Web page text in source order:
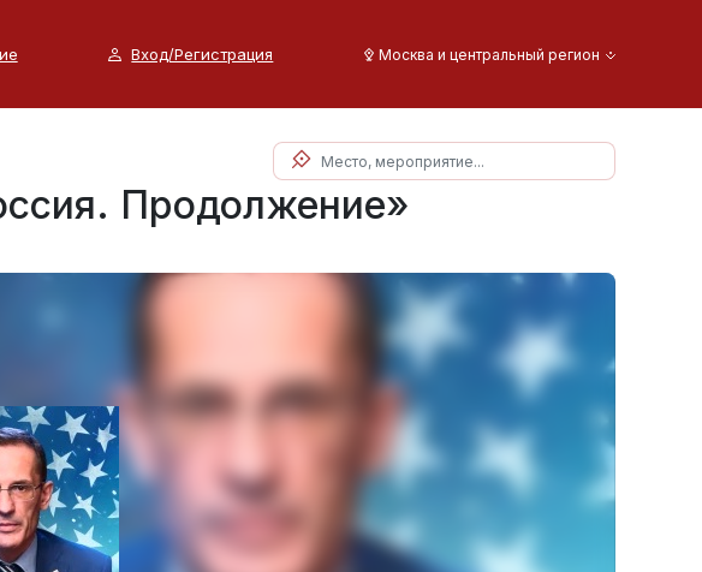
Вход/Регистрация Москва и центральный регион
Продолжение»